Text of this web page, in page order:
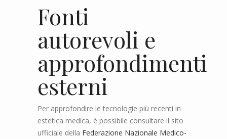
Fonti
autorevoli e
approfondimenti
esterni
Per approfondire le tecnologie più recenti in
estetica medica, è possibile consultare il sito
ufficiale della Federazione Nazionale Medico-